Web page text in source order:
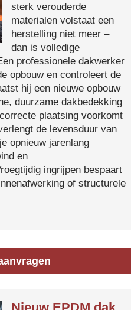
sterk verouderde
materialen volstaat een
herstelling niet meer –
dan is volledige
professionele dakwerker
opbouw en controleert de
hij een nieuwe opbouw
duurzame dakbedekking
plaatsing voorkomt
de levensduur van
opnieuw jarenlang
en
ingrijpen bespaart
of structurele